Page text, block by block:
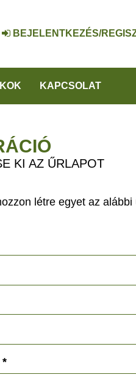
BEJELENTKEZÉS/
KAPCSOLAT
KI AZ ŰRLAPOT
létre egyet az alábbi
*